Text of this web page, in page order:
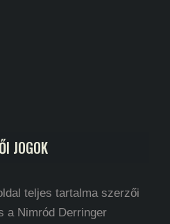
JOGOK
teljes tartalma szerzői
a Nimród Derringer